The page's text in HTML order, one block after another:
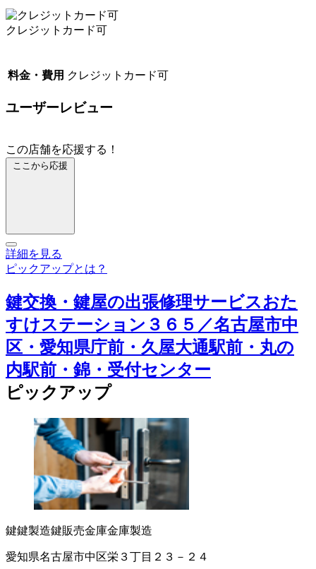
クレジットカード可
料金・費用 クレジットカード可
ユーザーレビュー
この店舗を応援する！
ここから応援
詳細を見る
ピックアップとは？
鍵交換・鍵屋の出張修理サービスおた
すけステーション３６５／名古屋市中
区・愛知県庁前・久屋大通駅前・丸の
内駅前・錦・受付センター
ピックアップ
鍵鍵製造鍵販売金庫金庫製造
愛知県名古屋市中区栄３丁目２３－２４